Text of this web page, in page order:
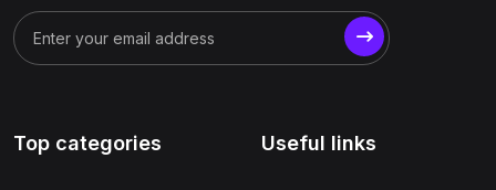
Top categories Useful links